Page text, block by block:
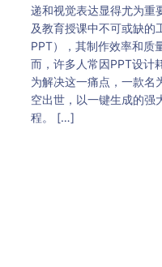
递和视觉表达显得尤为重
及教育授课中不可或缺
PPT），其制作效率和质
而，许多人常因PPT设计
为解决这一痛点，一款名
空出世，以一键生成的强
程。 […]